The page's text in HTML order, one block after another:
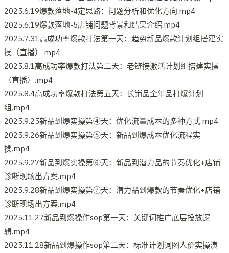
2025.6.19爆款落地-4定思路：问题分析和优化方向.mp4
2025.6.19爆款落地-5店铺问题背景和结果介绍.mp4
2025.7.31高成功率爆款打法第一天：趋势新品爆款计划组搭建实
操（直播）.mp4
2025.8.1高成功率爆款打法第二天：老链接激活计划组搭建实操
（直播）.mp4
2025.8.4高成功率爆款打法第五天：长销品全年品打爆计划
组.mp4
2025.9.25新品到爆实操第④天：优化流量成本的多种方式.mp4
2025.9.26新品到爆实操第⑤天：新品到爆成本优化流程实
操.mp4
2025.9.27新品到爆实操第⑥天：新品到潜力品的节奏优化+店铺
诊断现场出方案.mp4
2025.9.28新品到爆实操第⑦天：潜力品到爆款的节奏优化+店铺
诊断现场出方案.mp4
2025.11.27新品到爆操作sop第一天：关键词推广底层投放逻
辑.mp4
2025.11.28新品到爆操作sop第二天：标准计划词图人价实操演